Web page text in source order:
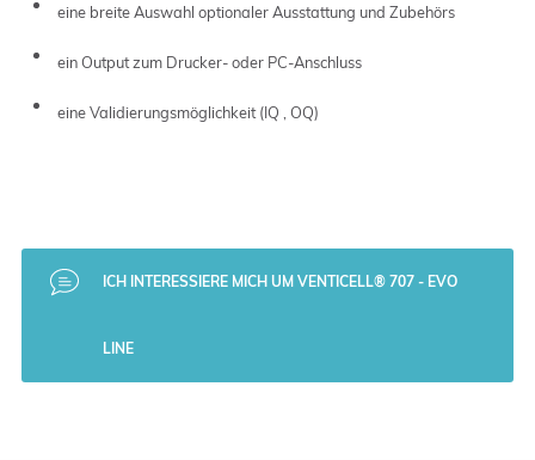
eine breite Auswahl optionaler Ausstattung und Zubehörs
ein Output zum Drucker- oder PC-Anschluss
eine Validierungsmöglichkeit (IQ , OQ)
ICH INTERESSIERE MICH UM VENTICELL® 707 - EVO
LINE